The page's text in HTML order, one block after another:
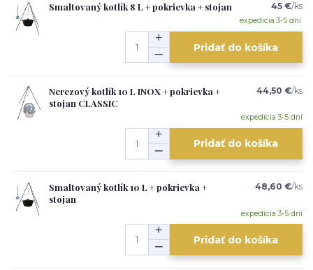
Smaltovaný kotlík 8 L + pokrievka + stojan 45 €/ks
expedícia 3-5 dní
Pridať do košíka
Nerezový kotlík 10 L INOX + pokrievka +
stojan CLASSIC
44,50 €/ks
expedícia 3-5 dní
Pridať do košíka
Smaltovaný kotlík 10 L + pokrievka +
stojan
48,60 €/ks
expedícia 3-5 dní
Pridať do košíka